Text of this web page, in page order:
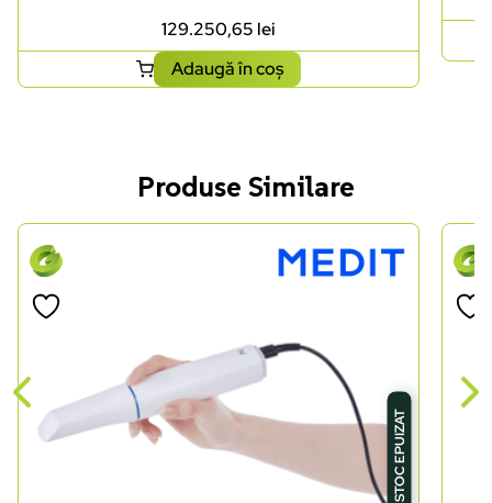
129.250,65 lei
Adaugă în coș
Produse Similare
STOC EPUIZAT